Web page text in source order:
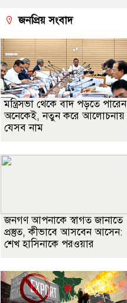
জনপ্রিয় সংবাদ
মন্ত্রিসভা থেকে বাদ পড়তে পারেন
অনেকেই, নতুন করে আলোচনায়
যেসব নাম
জনগণ আপনাকে স্বাগত জানাতে
প্রস্তুত, কীভাবে আসবেন আসেন:
শেখ হাসিনাকে পরওয়ার